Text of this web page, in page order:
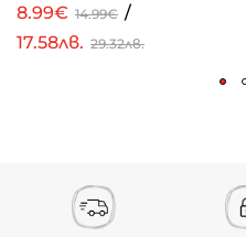
8.99€ 14.99€ /
17.58лв. 29.32лв.